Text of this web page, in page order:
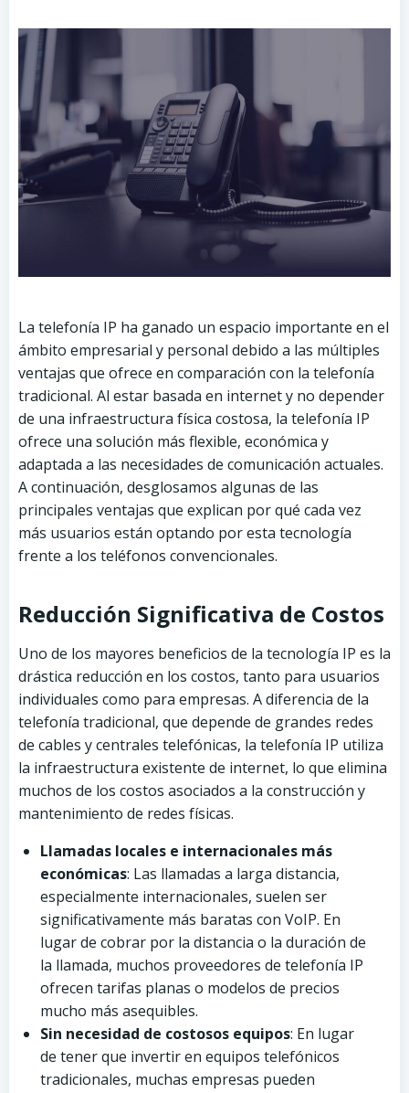
La telefonía IP ha ganado un espacio importante en el
ámbito empresarial y personal debido a las múltiples
ventajas que ofrece en comparación con la telefonía
tradicional. Al estar basada en internet y no depender
de una infraestructura física costosa, la telefonía IP
ofrece una solución más flexible, económica y
adaptada a las necesidades de comunicación actuales.
A continuación, desglosamos algunas de las
principales ventajas que explican por qué cada vez
más usuarios están optando por esta tecnología
frente a los teléfonos convencionales.
Reducción Significativa de Costos
Uno de los mayores beneficios de la tecnología IP es la
drástica reducción en los costos, tanto para usuarios
individuales como para empresas. A diferencia de la
telefonía tradicional, que depende de grandes redes
de cables y centrales telefónicas, la telefonía IP utiliza
la infraestructura existente de internet, lo que elimina
muchos de los costos asociados a la construcción y
mantenimiento de redes físicas.
Llamadas locales e internacionales más
económicas: Las llamadas a larga distancia,
especialmente internacionales, suelen ser
significativamente más baratas con VoIP. En
lugar de cobrar por la distancia o la duración de
la llamada, muchos proveedores de telefonía IP
ofrecen tarifas planas o modelos de precios
mucho más asequibles.
Sin necesidad de costosos equipos: En lugar
de tener que invertir en equipos telefónicos
tradicionales, muchas empresas pueden